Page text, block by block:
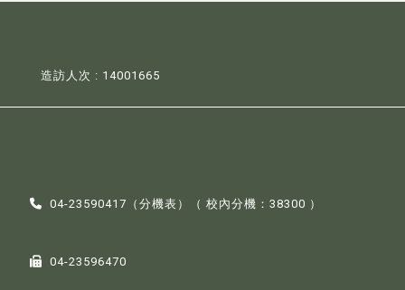
造訪人次 : 14001665
04-23590417（分機表 ）（ 校內分機：38300 ）
04-23596470